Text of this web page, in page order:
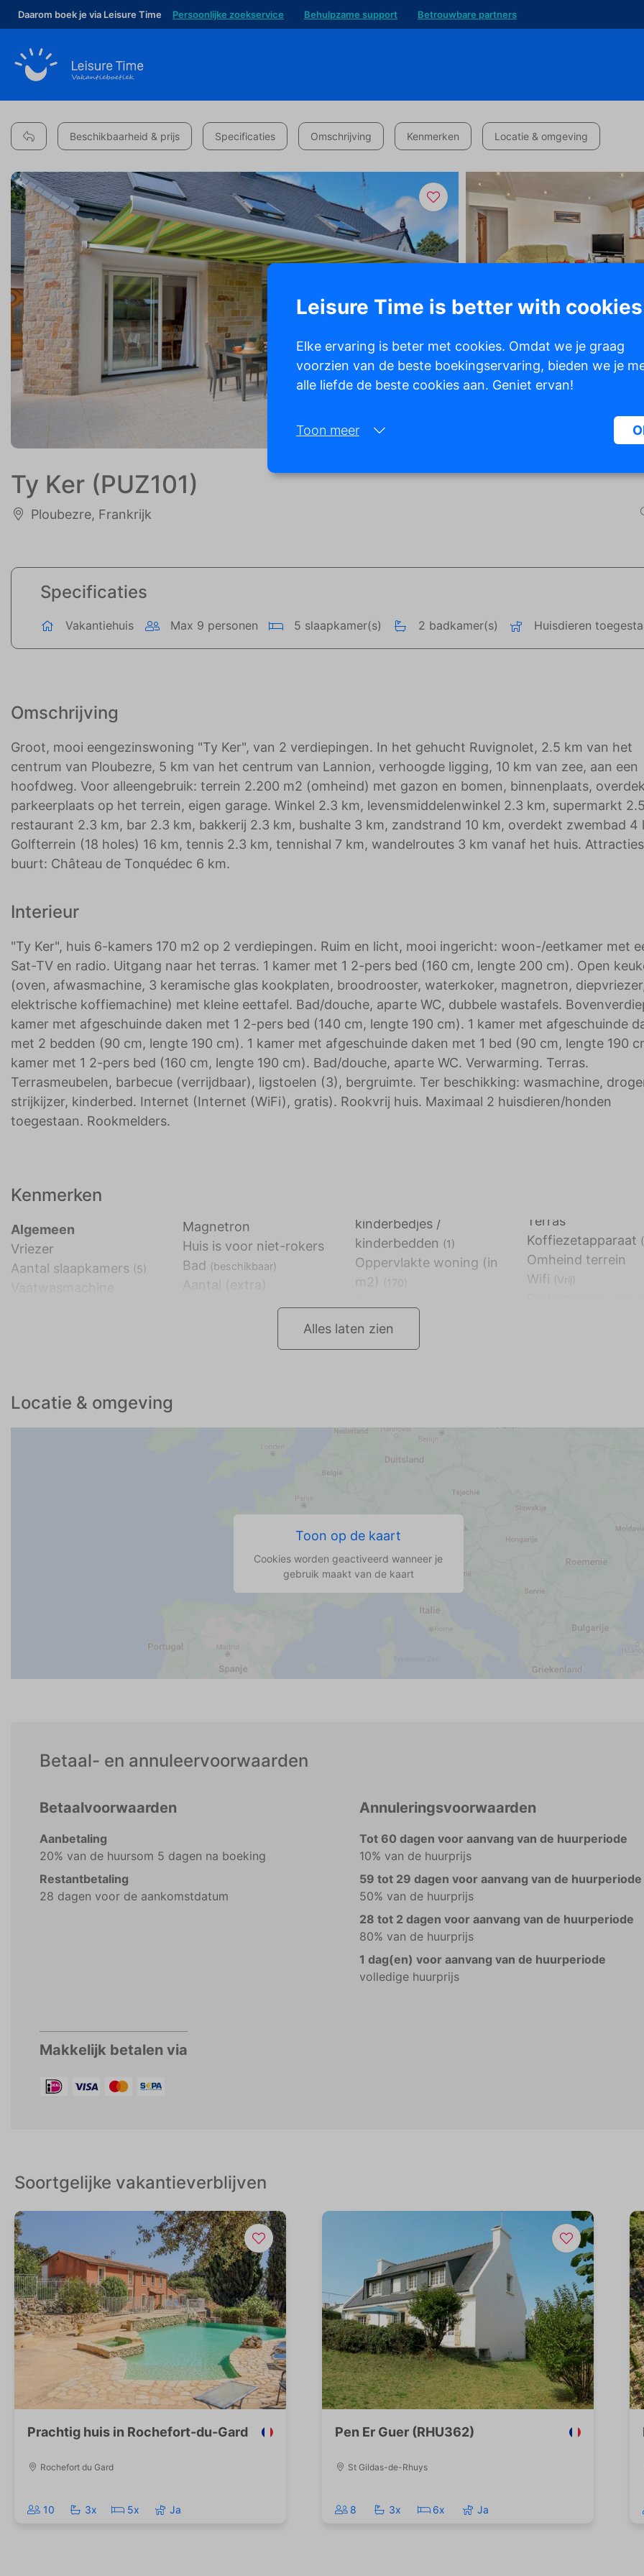
Daarom boek je via Leisure Time Persoonlijke zoekservice Behulpzame support Betrouwbare partners
Beschikbaarheid & prijs Specificaties Omschrijving Kenmerken Locatie & omgeving
Ty Ker (PUZ101)
Ploubezre, Frankrijk
Specificaties
Vakantiehuis Max 9 personen 5 slaapkamer(s) 2 badkamer(s) Huisdieren
Omschrijving
Groot, mooi eengezinswoning "Ty Ker", van 2 verdiepingen. In het gehucht Ruvignolet, 2.5 km van het
centrum van Ploubezre, 5 km van het centrum van Lannion, verhoogde ligging, 10 km van zee, aan een
hoofdweg. Voor alleengebruik: terrein 2.200 m2 (omheind) met gazon en bomen, binnenplaats,
parkeerplaats op het terrein, eigen garage. Winkel 2.3 km, levensmiddelenwinkel 2.3 km, supermarkt
restaurant 2.3 km, bar 2.3 km, bakkerij 2.3 km, bushalte 3 km, zandstrand 10 km, overdekt zwembad 4
Golfterrein (18 holes) 16 km, tennis 2.3 km, tennishal 7 km, wandelroutes 3 km vanaf het huis.
buurt: Château de Tonquédec 6 km.
Interieur
"Ty Ker", huis 6-kamers 170 m2 op 2 verdiepingen. Ruim en licht, mooi ingericht: woon-/eetkamer met
Sat-TV en radio. Uitgang naar het terras. 1 kamer met 1 2-pers bed (160 cm, lengte 200 cm). Open
(oven, afwasmachine, 3 keramische glas kookplaten, broodrooster, waterkoker, magnetron,
elektrische koffiemachine) met kleine eettafel. Bad/douche, aparte WC, dubbele wastafels.
kamer met afgeschuinde daken met 1 2-pers bed (140 cm, lengte 190 cm). 1 kamer met afgeschuinde
met 2 bedden (90 cm, lengte 190 cm). 1 kamer met afgeschuinde daken met 1 bed (90 cm, lengte 190
kamer met 1 2-pers bed (160 cm, lengte 190 cm). Bad/douche, aparte WC. Verwarming. Terras.
Terrasmeubelen, barbecue (verrijdbaar), ligstoelen (3), bergruimte. Ter beschikking: wasmachine,
strijkijzer, kinderbed. Internet (Internet (WiFi), gratis). Rookvrij huis. Maximaal 2 huisdieren/honden
toegestaan. Rookmelders.
Kenmerken
Algemeen
Vriezer
Aantal slaapkamers (5)
Magnetron
Huis is voor niet-rokers
Bad (beschikbaar)
Aantal (extra)
kinderbedjes /
kinderbedden (1)
Oppervlakte woning (in
m2) (170)
Terras
Koffiezetapparaat
Omheind terrein
Wifi (Vrij)
Alles laten zien
Locatie & omgeving
Toon op de kaart
Cookies worden geactiveerd wanneer je
gebruik maakt van de kaart
Betaal- en annuleervoorwaarden
Betaalvoorwaarden
Aanbetaling
20% van de huursom 5 dagen na boeking
Restantbetaling
28 dagen voor de aankomstdatum
Annuleringsvoorwaarden
Tot 60 dagen voor aanvang van de huurperiode
10% van de huurprijs
59 tot 29 dagen voor aanvang van de huurperiode
50% van de huurprijs
28 tot 2 dagen voor aanvang van de huurperiode
80% van de huurprijs
1 dag(en) voor aanvang van de huurperiode
volledige huurprijs
Makkelijk betalen via
Soortgelijke vakantieverblijven
Prachtig huis in Rochefort-du-Gard
Rochefort du Gard
10 3x 5x Ja
Pen Er Guer (RHU362)
St Gildas-de-Rhuys
8 3x 6x Ja
Leisure Time is better with
Elke ervaring is beter met cookies. Omdat we je graag
voorzien van de beste boekingservaring, bieden we je
alle liefde de beste cookies aan. Geniet ervan!
Toon meer
Noodzakelijk:
basisfuncties als paginanavigatie en toegang tot beveiligde
Marketing:
zijn afgestemd op en relevant zijn voor de individuele gebruiker. Deze